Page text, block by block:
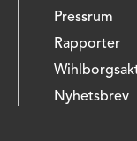
Pressrum
Rapporter
Nyhetsbrev